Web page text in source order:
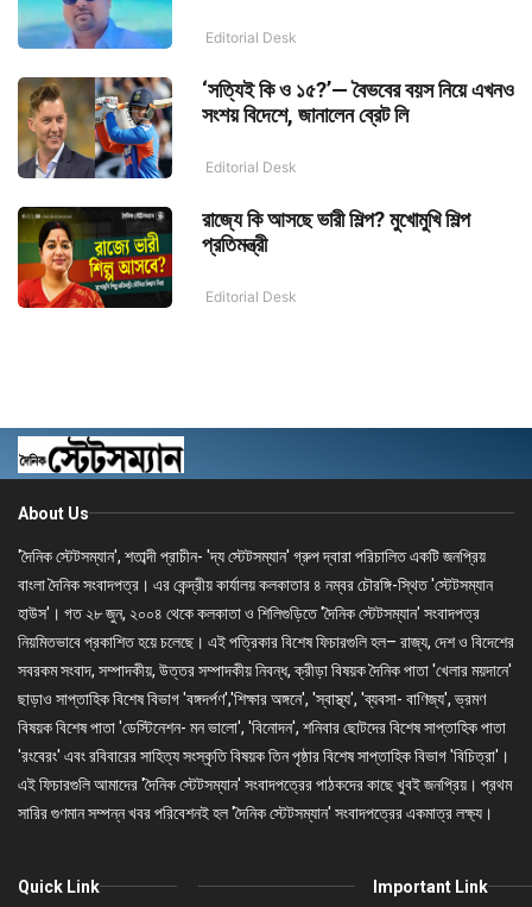
Editorial Desk
‘সত্যিই কি ও ১৫?’— বৈভবের বয়স নিয়ে এখনও
সংশয় বিদেশে, জানালেন ব্রেট লি
Editorial Desk
রাজ্যে কি আসছে ভারী শিল্প? মুখোমুখি শিল্প
প্রতিমন্ত্রী
Editorial Desk
About Us
'দৈনিক স্টেটসম্যান', শতাব্দী প্রাচীন- 'দ্য স্টেটসম্যান' গ্রুপ দ্বারা পরিচালিত একটি জনপ্রিয়
বাংলা দৈনিক সংবাদপত্র। এর কেন্দ্রীয় কার্যালয় কলকাতার ৪ নম্বর চৌরঙ্গি-স্থিত 'স্টেটসম্যান
হাউস'। গত ২৮ জুন, ২০০৪ থেকে কলকাতা ও শিলিগুড়িতে 'দৈনিক স্টেটসম্যান' সংবাদপত্র
নিয়মিতভাবে প্রকাশিত হয়ে চলেছে। এই পত্রিকার বিশেষ ফিচারগুলি হল– রাজ্য, দেশ ও বিদেশের
সবরকম সংবাদ, সম্পাদকীয়, উত্তর সম্পাদকীয় নিবন্ধ, ক্রীড়া বিষয়ক দৈনিক পাতা 'খেলার ময়দানে'
ছাড়াও সাপ্তাহিক বিশেষ বিভাগ 'বঙ্গদর্পণ','শিক্ষার অঙ্গনে', 'স্বাস্থ্য', 'ব্যবসা- বাণিজ্য', ভ্রমণ
বিষয়ক বিশেষ পাতা 'ডেস্টিনেশন- মন ভালো', 'বিনোদন', শনিবার ছোটদের বিশেষ সাপ্তাহিক পাতা
'রংবেরং' এবং রবিবারের সাহিত্য সংস্কৃতি বিষয়ক তিন পৃষ্ঠার বিশেষ সাপ্তাহিক বিভাগ 'বিচিত্রা'।
এই ফিচারগুলি আমাদের 'দৈনিক স্টেটসম্যান' সংবাদপত্রের পাঠকদের কাছে খুবই জনপ্রিয়। প্রথম
সারির গুণমান সম্পন্ন খবর পরিবেশনই হল 'দৈনিক স্টেটসম্যান' সংবাদপত্রের একমাত্র লক্ষ্য।
Quick Link Important Link